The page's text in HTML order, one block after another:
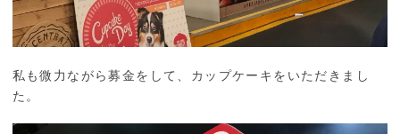
私も微力ながら募金をして、カップケーキをいただきまし
た。